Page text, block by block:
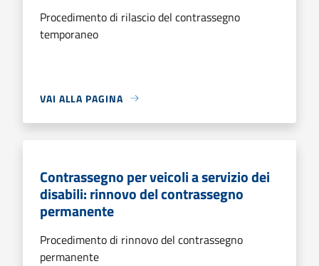
Procedimento di rilascio del contrassegno
temporaneo
VAI ALLA PAGINA
Contrassegno per veicoli a servizio dei
disabili: rinnovo del contrassegno
permanente
Procedimento di rinnovo del contrassegno
permanente